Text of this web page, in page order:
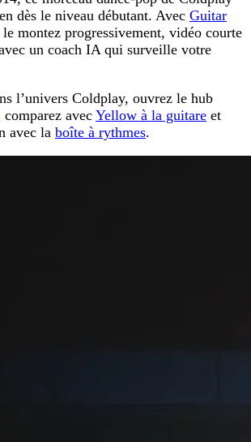
dès le niveau débutant. Avec Guitar
le montez progressivement, vidéo courte
un coach IA qui surveille votre
l’univers Coldplay, ouvrez le hub
comparez avec Yellow à la guitare et
avec la boîte à rythmes.